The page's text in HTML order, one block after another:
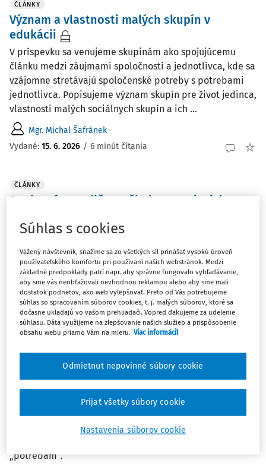
ČLÁNKY
Význam a vlastnosti malých skupín v
edukácii
V príspevku sa venujeme skupinám ako spojujúcemu
článku medzi záujmami spoločnosti a jednotlivca, kde sa
vzájomne stretávajú spoločenské potreby s potrebami
jednotlivca. Popisujeme význam skupín pre život jedinca,
vlastnosti malých sociálnych skupín a ich ...
Mgr. Michal Šafránek
Vydané: 15. 6. 2026 / 6 minút čítania
ČLÁNKY
Spolupráca rodičov a školy v meniacich sa
Zmena životného štýlu ovplyvnila štruktúru rodinných
zväzkov. „Odložené rodičovstvá“ sa stali bežným javom.
Zvyšuje sa vek žien pri pôrode i počet narodených detí
mimo manželstva. Dôležitú úlohu zohrávajú regionálne
rozdiely, vplyv kultúrnych ...
PaedDr. Dušana Bieleszová
Vydané:15. 6. 2026 / 8 minút čítania
Nenásilná komunikácia v školskom
V predchádzajúcich častiach nášho seriálu sme sa
naučili pozorovať fakty bez hodnotenia a pomenovať
„potrebám“.
Súhlas s cookies
Vážený návštevník, snažíme sa zo všetkých síl prinášať vysokú úroveň
používateľského komfortu pri používaní našich webstránok. Medzi
základné predpoklady patrí napr. aby správne fungovalo vyhľadávanie,
aby sme vás neobťažovali nevhodnou reklamou alebo aby sme mali
dostatok podnetov, ako web vylepšovať. Preto od Vás potrebujeme
súhlas so spracovaním súborov cookies, t. j. malých súborov, ktoré sa
dočasne ukladajú vo vašom prehliadači. Vopred ďakujeme za udelenie
súhlasu. Dáta využijeme na zlepšovanie našich služieb a prispôsobenie
obsahu webu priamo Vám na mieru. Viac informácií
Nastavenia súborov cookie
Odmietnut nepovinné súbory cookie
Prijať všetky súbory cookie